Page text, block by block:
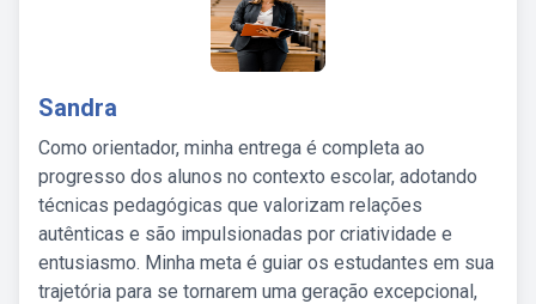
Sandra
Como orientador, minha entrega é completa ao
progresso dos alunos no contexto escolar, adotando
técnicas pedagógicas que valorizam relações
autênticas e são impulsionadas por criatividade e
entusiasmo. Minha meta é guiar os estudantes em sua
trajetória para se tornarem uma geração excepcional,